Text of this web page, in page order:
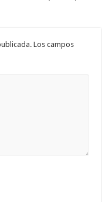
Los campos